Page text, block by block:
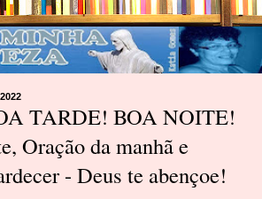
TARDE! BOA NOITE!
Oração da manhã e
- Deus te abençoe!